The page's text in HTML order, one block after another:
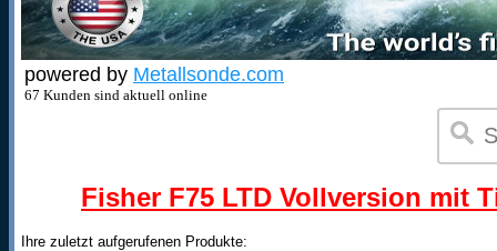
powered by Metallsonde.com
67 Kunden sind aktuell online
Fisher F75 LTD Vollversion mit
Ihre zuletzt aufgerufenen Produkte: